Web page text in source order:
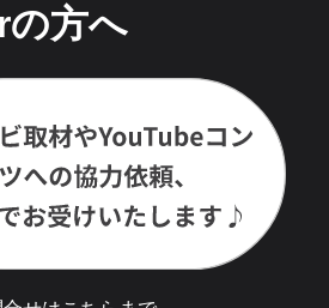
方へ